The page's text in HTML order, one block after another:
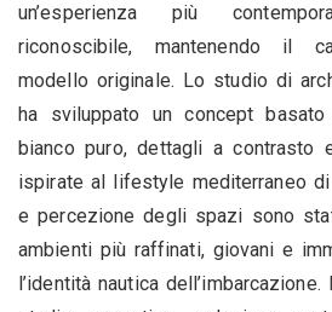
un’esperienza più
riconoscibile, mantenendo il
modello originale. Lo studio di
ha sviluppato un concept
bianco puro, dettagli a contrasto
ispirate al lifestyle mediterraneo
e percezione degli spazi sono
ambienti più raffinati, giovani e
l’identità nautica